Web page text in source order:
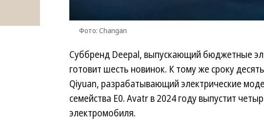
Фото: Changan
Суббренд Deepal, выпускающий бюджетные
готовит шесть новинок. К тому же сроку
Qiyuan, разрабатывающий электрические
семейства E0. Avatr в 2024 году выпустит
электромобиля.